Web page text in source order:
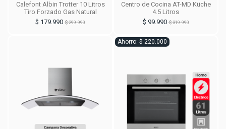
Calefont Albin Trotter 10 Litros
Tiro Forzado Gas Natural
$ 179.990 $ 299.990
Centro de Cocina AT-MD Küche
4.5 Litros
$ 99.990$ 319.990
Ahorro: $ 220.000